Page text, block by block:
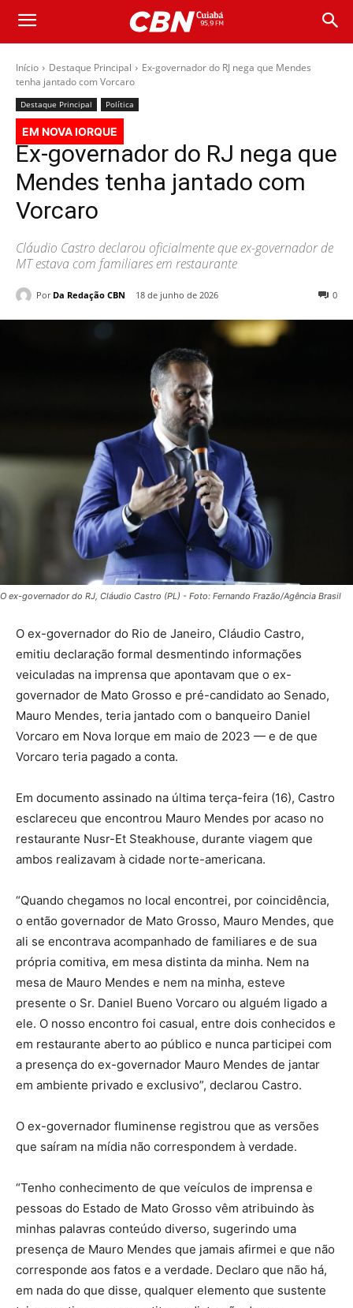
Início Destaque Principal
Ex-governador do RJ nega que Mendes
tenha jantado com Vorcaro
Destaque Principal Política
EM NOVA IORQUE
Ex-governador do RJ nega que
Mendes tenha jantado com
Vorcaro
Cláudio Castro declarou oficialmente que ex-governador de
MT estava com familiares em restaurante
Por Da Redação CBN 18 de junho de 2026 0
O ex-governador do RJ, Cláudio Castro (PL) - Foto: Fernando Frazão/Agência Brasil
O ex-governador do Rio de Janeiro, Cláudio Castro,
emitiu declaração formal desmentindo informações
veiculadas na imprensa que apontavam que o ex-
governador de Mato Grosso e pré-candidato ao Senado,
Mauro Mendes, teria jantado com o banqueiro Daniel
Vorcaro em Nova Iorque em maio de 2023 — e de que
Vorcaro teria pagado a conta.
Em documento assinado na última terça-feira (16), Castro
esclareceu que encontrou Mauro Mendes por acaso no
restaurante Nusr-Et Steakhouse, durante viagem que
ambos realizavam à cidade norte-americana.
“Quando chegamos no local encontrei, por coincidência,
o então governador de Mato Grosso, Mauro Mendes, que
ali se encontrava acompanhado de familiares e de sua
própria comitiva, em mesa distinta da minha. Nem na
mesa de Mauro Mendes e nem na minha, esteve
presente o Sr. Daniel Bueno Vorcaro ou alguém ligado a
ele. O nosso encontro foi casual, entre dois conhecidos e
em restaurante aberto ao público e nunca participei com
a presença do ex-governador Mauro Mendes de jantar
em ambiente privado e exclusivo”, declarou Castro.
O ex-governador fluminense registrou que as versões
que saíram na mídia não correspondem à verdade.
“Tenho conhecimento de que veículos de imprensa e
pessoas do Estado de Mato Grosso vêm atribuindo às
minhas palavras conteúdo diverso, sugerindo uma
presença de Mauro Mendes que jamais afirmei e que não
corresponde aos fatos e a verdade. Declaro que não há,
em nada do que disse, qualquer elemento que sustente